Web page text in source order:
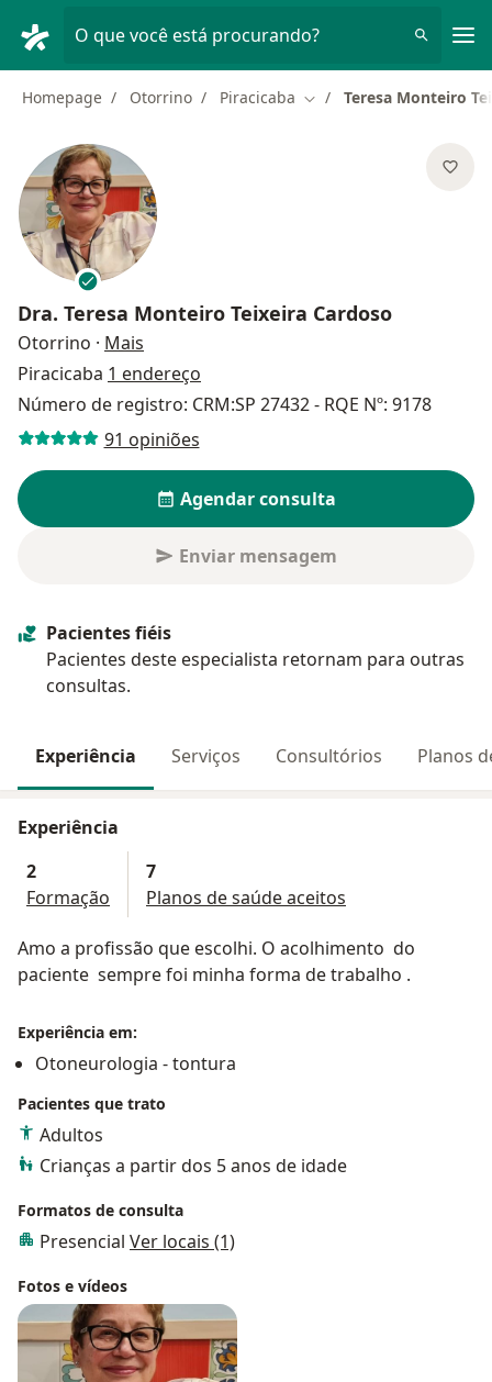
O que você está procurando?
Homepage Otorrino Piracicaba Mudar de cidade
Teresa Monteiro
Dra. Teresa Monteiro Teixeira Cardoso
Otorrino · Mais
Piracicaba 1 endereço
Número de registro: CRM:SP 27432 - RQE Nº: 9178
91 opiniões
Agendar consulta
Enviar mensagem
Pacientes fiéis
Pacientes deste especialista retornam para outras
consultas.
Experiência Serviços Consultórios Planos
Experiência
2
Formação
7
Planos de saúde aceitos
Amo a profissão que escolhi. O acolhimento do
paciente sempre foi minha forma de trabalho .
Experiência em:
Otoneurologia - tontura
Pacientes que trato
Adultos
Crianças a partir dos 5 anos de idade
Formatos de consulta
Presencial Ver locais (1)
Fotos e vídeos